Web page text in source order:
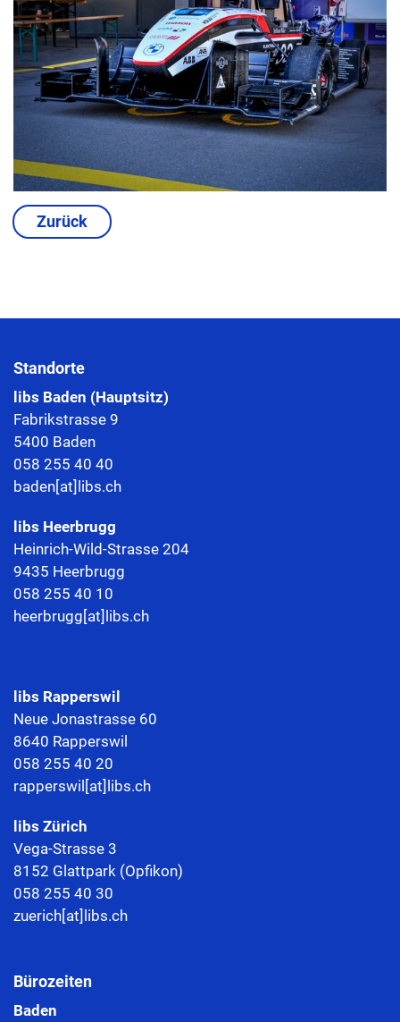
Zurück
Standorte
libs Baden (Hauptsitz)
Fabrikstrasse 9
5400 Baden
058 255 40 40
baden[at]libs.ch
libs Heerbrugg
Heinrich-Wild-Strasse 204
9435 Heerbrugg
058 255 40 10
heerbrugg[at]libs.ch
libs Rapperswil
Neue Jonastrasse 60
8640 Rapperswil
058 255 40 20
rapperswil[at]libs.ch
libs Zürich
Vega-Strasse 3
8152 Glattpark (Opfikon)
058 255 40 30
zuerich[at]libs.ch
Bürozeiten
Baden